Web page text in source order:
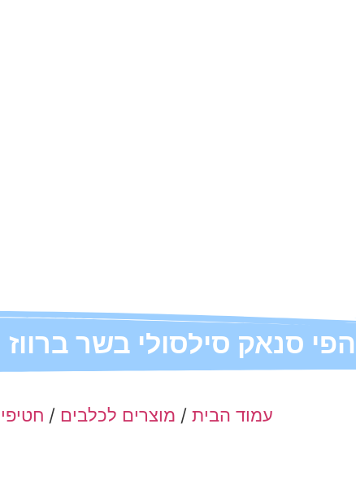
הפי סנאק סילסולי בשר ברווז
עמוד הבית / מוצרים לכלבים /